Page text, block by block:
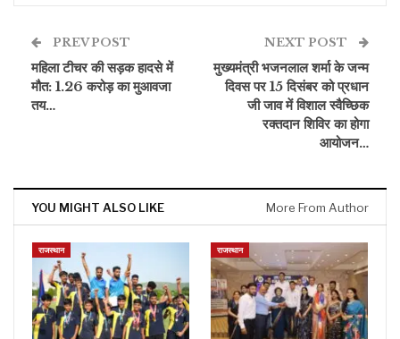
PREV POST
महिला टीचर की सड़क हादसे में
मौत: 1.26 करोड़ का मुआवजा
तय…
NEXT POST
मुख्यमंत्री भजनलाल शर्मा के जन्म
दिवस पर 15 दिसंबर को प्रधान
जी जाव में विशाल स्वैच्छिक
रक्तदान शिविर का होगा
आयोजन…
YOU MIGHT ALSO LIKE More From Author
राजस्थान राजस्थान